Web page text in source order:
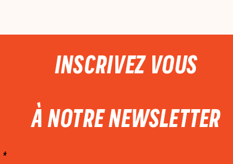
INSCRIVEZ VOUS
À NOTRE NEWSLETTER
*